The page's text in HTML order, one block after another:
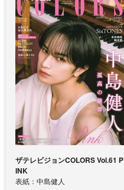
ザテレビジョンCOLORS Vol.61 P
INK
表紙：中島健人